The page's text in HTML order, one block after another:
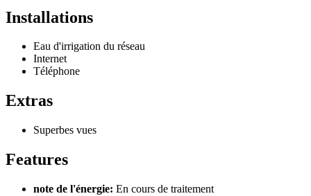
Installations
Eau d'irrigation du réseau
Internet
Téléphone
Extras
Superbes vues
Features
note de l'énergie: En cours de traitement